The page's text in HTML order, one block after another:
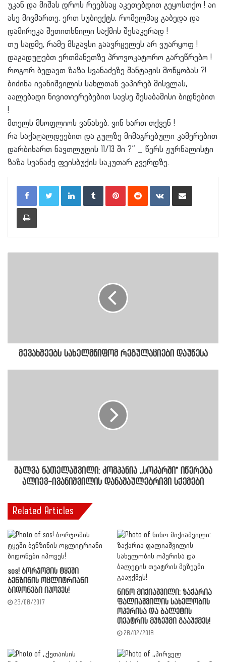
უკან და მიშას დროს რეებსაც აკეთებდით გეყოსთქო ! აი
ასე მივმართე, ერთ სუბიექტს, რომელმაც გაბედა და
დამირეკა შეთითხნილი საქმის შესაკერად !
თუ სადმე, რამე მსგავსი გაავრცელეს არ ვუარყოფ !
დაგადუღებთ ერთმანეთზე პროვოკატორო გარეწრებო !
როგორ ბედავთ ზაზა სვანაძეზე შანტაჟის მოწყობას ?!
ბიძინა ივანიშვილის სახლთან ვაპირებ მისვლას,
აალებადი ნივითიერებებით სავსე შესაბამისი ბიდნებით
!
მთელს მსოფლიოს ვანახებ, ვინ ხართ თქვენ !
რა საქაღალდეებით და გულზე მიმაგრებული კამერებით
დარბიხართ ნავთლუღის 11/13 ში ?” _ წერს ჟურნალისტი
ზაზა სვანაძე ფეისბუქის საკუთარ გვერდზე.
LinkedInTumblr PinterestReddit VKontakteShare via Email
Print
მევახშეებს სახელმწიფომ რეგულაციები დაუწესა
შალვა ნათელაშვილი: კომპანია ,,სოკარში" იწერება
ალიევ-ივანიშვილის დანაშაულებრივი სქემები
Related Articles
sos! ბორჯომის ტყეში
ბენზინის ოცლიტრიანი
ბიდონები იპოვეს!
23/08/2017
ნინო მიქიაშვილი: ზაქარია
ფალიაშვილის სახელობის
ოპერისა და ბალეტის
თეატრის მუზეუმი გააუქმეს!
28/02/2018